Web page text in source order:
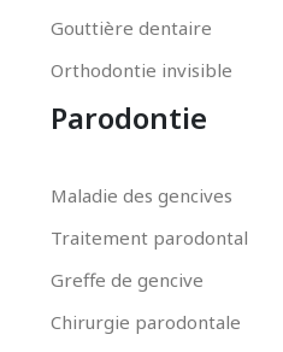
Gouttière dentaire
Orthodontie invisible
Parodontie
Maladie des gencives
Traitement parodontal
Greffe de gencive
Chirurgie parodontale